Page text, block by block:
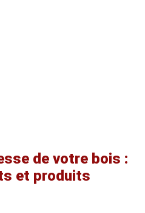
de votre bois :
et produits